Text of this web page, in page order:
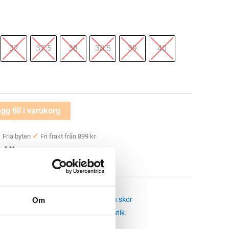
Om
37 37.5 38 38.5 39 40
till i varukorg
Fria byten ✓ Fri frakt från 899 kr
hästen,hästen frida boot
hästen skor
butik.